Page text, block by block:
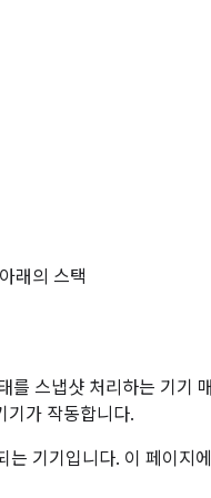
래의 스택
를 스냅샷 처리하는 기기
기가 작동합니다.
는 기기입니다. 이 페이지